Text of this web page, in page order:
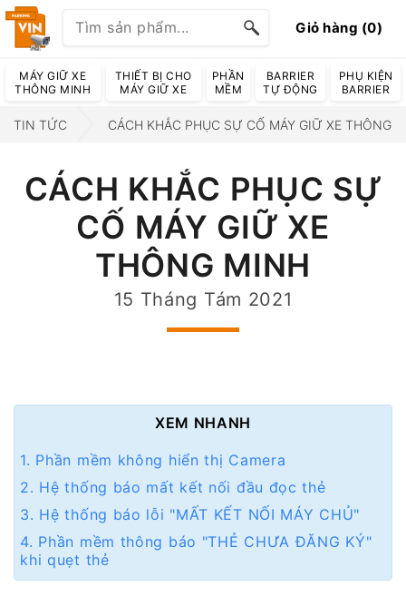
Giỏ hàng (0)
MÁY GIỮ XE
THÔNG MINH
THIẾT BỊ CHO
MÁY GIỮ XE
PHẦN
MỀM
BARRIER
TỰ ĐỘNG
PHỤ KIỆN
BARRIER
TIN TỨC CÁCH KHẮC PHỤC SỰ CỐ MÁY GIỮ XE THÔNG
CÁCH KHẮC PHỤC SỰ
CỐ MÁY GIỮ XE
THÔNG MINH
15 Tháng Tám 2021
XEM NHANH
1. Phần mềm không hiển thị Camera
2. Hệ thống báo mất kết nối đầu đọc thẻ
3. Hệ thống báo lỗi "MẤT KẾT NỐI MÁY CHỦ"
4. Phần mềm thông báo "THẺ CHƯA ĐĂNG KÝ"
khi quẹt thẻ